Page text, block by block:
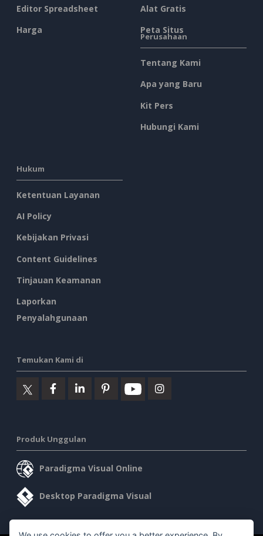
Editor Spreadsheet
Harga
Alat Gratis
Peta Situs
Perusahaan
Tentang Kami
Apa yang Baru
Kit Pers
Hubungi Kami
Hukum
Ketentuan Layanan
AI Policy
Kebijakan Privasi
Content Guidelines
Tinjauan Keamanan
Laporkan
Penyalahgunaan
Temukan Kami di
Produk Unggulan
Paradigma Visual Online
Desktop Paradigma Visual